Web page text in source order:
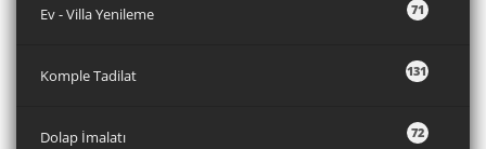
71
Ev - Villa Yenileme
131
Komple Tadilat
72
Dolap İmalatı